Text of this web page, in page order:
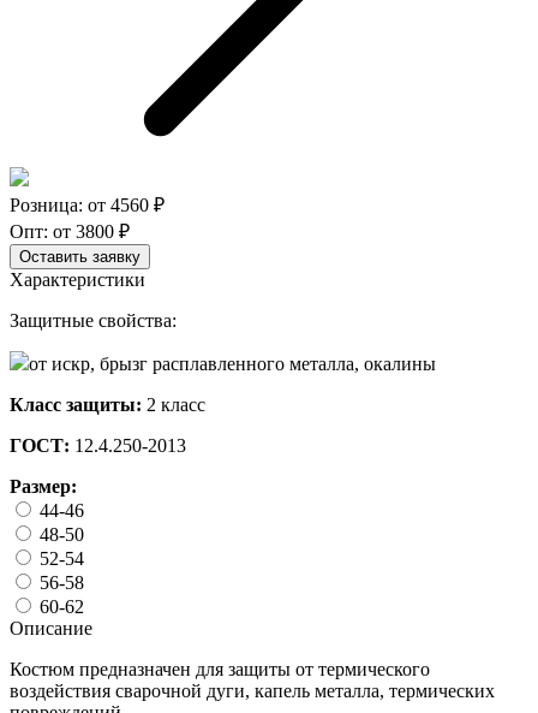
Розница: от 4560 ₽
Опт: от 3800 ₽
Оставить заявку
Характеристики
Защитные свойства:
от искр, брызг расплавленного металла, окалины
Класс защиты: 2 класс
ГОСТ: 12.4.250-2013
Размер:
44-46
48-50
52-54
56-58
60-62
Описание
Костюм предназначен для защиты от термического
воздействия сварочной дуги, капель металла, термических